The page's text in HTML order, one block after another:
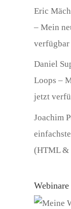
Eric
– Mein
verfügbar
Daniel
Loops –
jetzt
Joachim
(HTML &
Webinare